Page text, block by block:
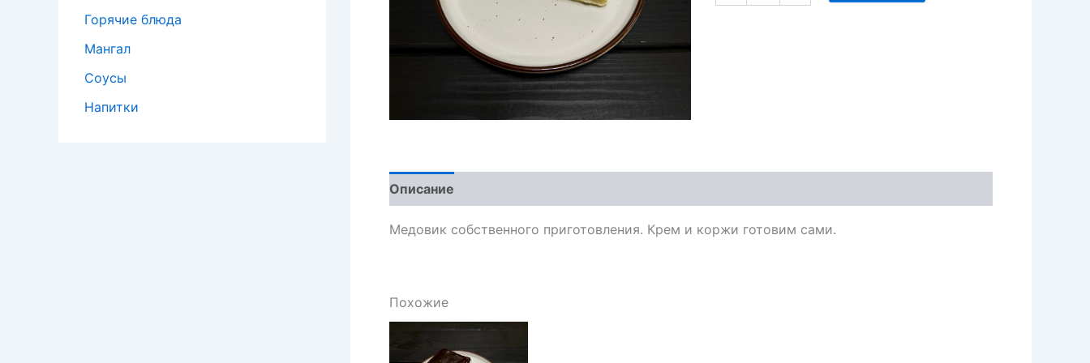
Горячие блюда
Мангал
Соусы
Напитки
Описание
Медовик собственного приготовления. Крем и коржи готовим сами.
Похожие